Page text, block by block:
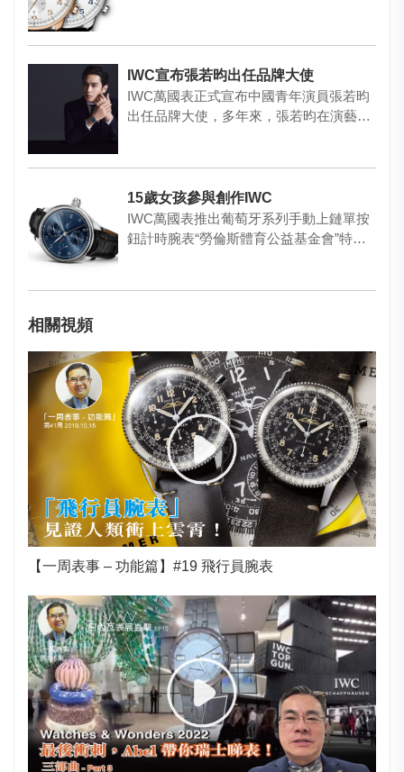
IWC宣布張若昀出任品牌大使
IWC萬國表正式宣布中國青年演員張若昀
出任品牌大使，多年來，張若昀在演藝道
15歲女孩參與創作IWC
IWC萬國表推出葡萄牙系列手動上鏈單按
鈕計時腕表“勞倫斯體育公益基金會”特别
相關視頻
【一周表事 – 功能篇】#19 飛行員腕表